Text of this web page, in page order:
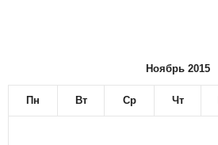
Ноябрь 2015
Пн Вт Ср Чт